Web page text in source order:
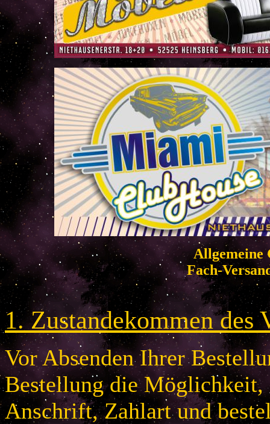
Allgemeine
Fach-
1. Zustandekommen des
Vor Absenden Ihrer
Bestellung die Möglichkeit,
Anschrift, Zahlart und